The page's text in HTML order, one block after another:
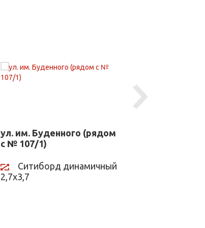
ул. им. Буденного (рядом
с № 107/1)
Ситиборд динамичный
2,7х3,7
Next